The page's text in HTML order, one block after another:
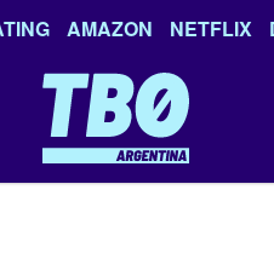
AMAZON NETFLIX